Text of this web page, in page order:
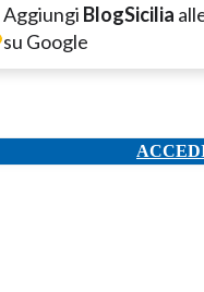
Aggiungi BlogSicilia
su Google